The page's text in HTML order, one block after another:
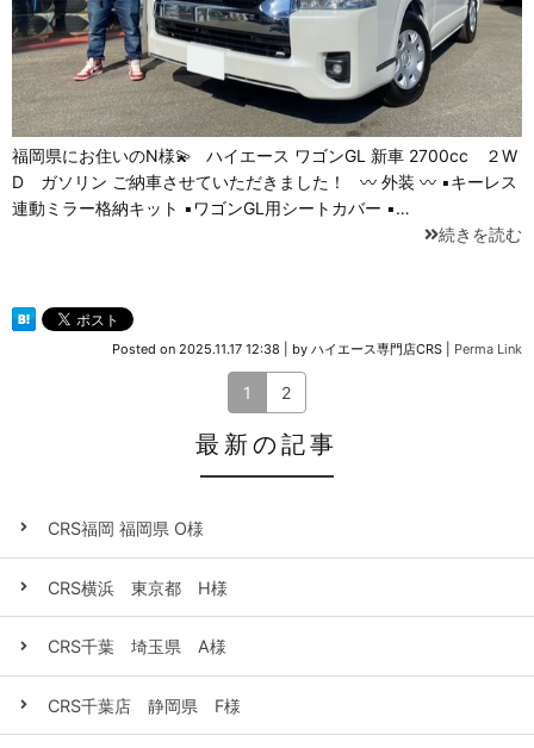
福岡県にお住いのN様💫 ハイエース ワゴンGL 新車 2700cc ２W
D ガソリン ご納車させていただきました！ 〰 外装 〰 ▪キーレス
連動ミラー格納キット ▪ワゴンGL用シートカバー ▪…
続きを読む
Posted on 2025.11.17 12:38 by ハイエース専門店CRS Perma Link
1 2
最新の記事
CRS福岡 福岡県 O様
CRS横浜 東京都 H様
CRS千葉 埼玉県 A様
CRS千葉店 静岡県 F様